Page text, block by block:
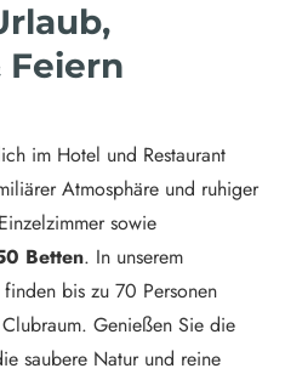
Feiern
im Hotel und Restaurant
Atmosphäre und ruhiger
sowie
Betten. In unserem
finden bis zu 70 Personen
Genießen Sie die
saubere Natur und reine